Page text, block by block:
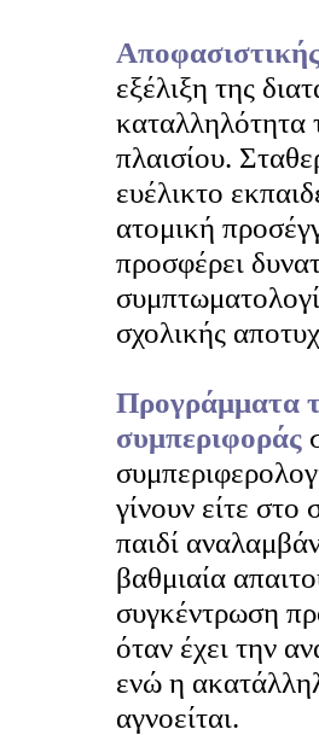
εξέλιξη της
καταλληλότητα
πλαισίου.
ευέλικτο
ατομική
προσφέρει
σχολικής
Προγράμματα
συμπεριφοράς
γίνουν είτε στο
παιδί
βαθμιαία
συγκέντρωση
όταν έχει την
ενώ η
αγνοείται.